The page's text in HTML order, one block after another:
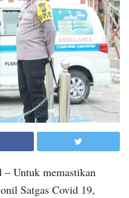
– Untuk memastikan
Satgas Covid 19,